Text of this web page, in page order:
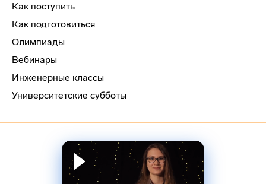
Как поступить
Как подготовиться
Олимпиады
Вебинары
Инженерные классы
Университетские субботы